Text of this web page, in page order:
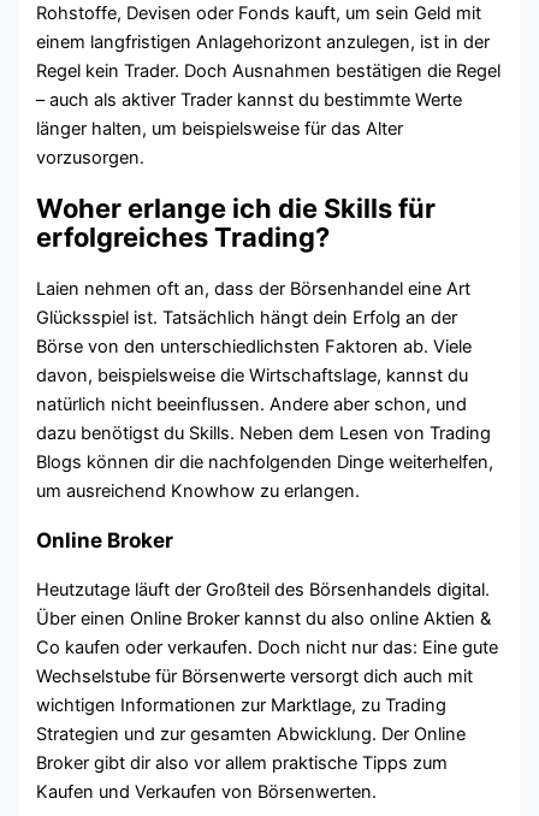
Rohstoffe, Devisen oder Fonds kauft, um sein Geld mit
einem langfristigen Anlagehorizont anzulegen, ist in der
Regel kein Trader. Doch Ausnahmen bestätigen die Regel
– auch als aktiver Trader kannst du bestimmte Werte
länger halten, um beispielsweise für das Alter
vorzusorgen.
Woher erlange ich die Skills für
erfolgreiches Trading?
Laien nehmen oft an, dass der Börsenhandel eine Art
Glücksspiel ist. Tatsächlich hängt dein Erfolg an der
Börse von den unterschiedlichsten Faktoren ab. Viele
davon, beispielsweise die Wirtschaftslage, kannst du
natürlich nicht beeinflussen. Andere aber schon, und
dazu benötigst du Skills. Neben dem Lesen von Trading
Blogs können dir die nachfolgenden Dinge weiterhelfen,
um ausreichend Knowhow zu erlangen.
Online Broker
Heutzutage läuft der Großteil des Börsenhandels digital.
Über einen Online Broker kannst du also online Aktien &
Co kaufen oder verkaufen. Doch nicht nur das: Eine gute
Wechselstube für Börsenwerte versorgt dich auch mit
wichtigen Informationen zur Marktlage, zu Trading
Strategien und zur gesamten Abwicklung. Der Online
Broker gibt dir also vor allem praktische Tipps zum
Kaufen und Verkaufen von Börsenwerten.